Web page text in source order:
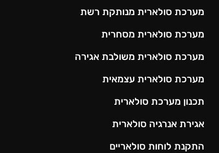
מערכת סולארית מנותקת רשת
מערכת סולארית מסחרית
מערכת סולארית משולבת אגירה
מערכת סולארית עצמאית
תכנון מערכת סולארית
אגירת אנרגיה סולארית
התקנת לוחות סולאריים